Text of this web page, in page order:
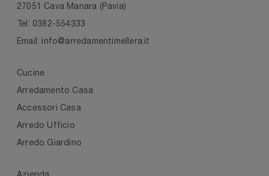
27051 Cava Manara (Pavia)
Tel: 0382-554333
Email: info@arredamentimellera.it
Cucine
Arredamento Casa
Accessori Casa
Arredo Ufficio
Arredo Giardino